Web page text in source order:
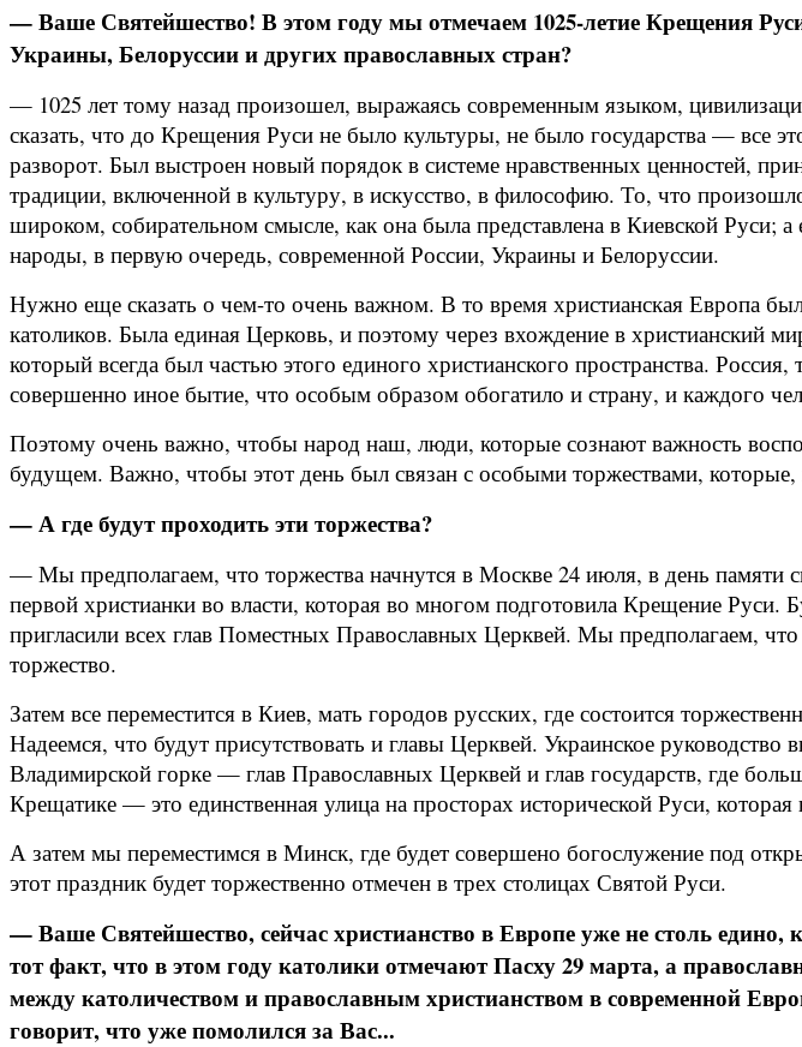
— Ваше Святейшество! В этом году мы отмечаем 1025-летие Крещения
Украины, Белоруссии и других православных стран?
— 1025 лет тому назад произошел, выражаясь современным языком,
сказать, что до Крещения Руси не было культуры, не было государства — все
разворот. Был выстроен новый порядок в системе нравственных ценностей,
традиции, включенной в культуру, в искусство, в философию. То, что
широком, собирательном смысле, как она была представлена в Киевской Руси;
народы, в первую очередь, современной России, Украины и Белоруссии.
Нужно еще сказать о чем-то очень важном. В то время христианская Европа
католиков. Была единая Церковь, и поэтому через вхождение в
который всегда был частью этого единого христианского пространства.
совершенно иное бытие, что особым образом обогатило и страну, и каждого
Поэтому очень важно, чтобы народ наш, люди, которые сознают важность
будущем. Важно, чтобы этот день был связан с особыми торжествами, которые,
— А где будут проходить эти торжества?
— Мы предполагаем, что торжества начнутся в Москве 24 июля, в день
первой христианки во власти, которая во многом подготовила Крещение
пригласили всех глав Поместных Православных Церквей. Мы предполагаем,
торжество.
Затем все переместится в Киев, мать городов русских, где состоится
Надеемся, что будут присутствовать и главы Церквей. Украинское
Владимирской горке — глав Православных Церквей и глав государств, где
Крещатике — это единственная улица на просторах исторической Руси,
А затем мы переместимся в Минск, где будет совершено богослужение под
этот праздник будет торжественно отмечен в трех столицах Святой Руси.
— Ваше Святейшество, сейчас христианство в Европе уже не столь
тот факт, что в этом году католики отмечают Пасху 29 марта, а
между католичеством и православным христианством в современной
говорит, что уже помолился за Вас...